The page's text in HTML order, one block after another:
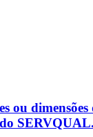
dimensões
SERVQUAL.